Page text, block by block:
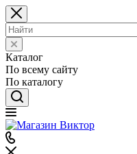
Каталог
По всему сайту
По каталогу